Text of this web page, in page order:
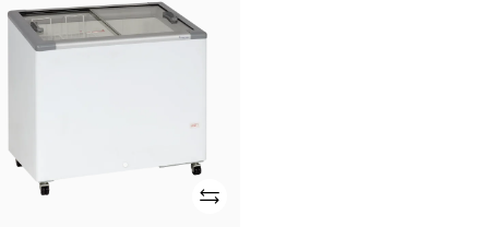
Adicionar